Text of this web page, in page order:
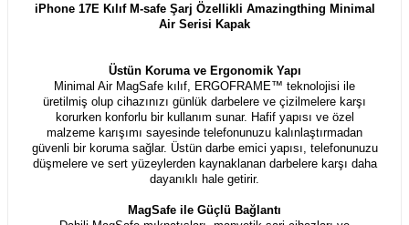
iPhone 17E Kılıf M-safe Şarj Özellikli Amazingthing Minimal
Air Serisi Kapak
Üstün Koruma ve Ergonomik Yapı
Minimal Air MagSafe kılıf, ERGOFRAME™ teknolojisi ile
üretilmiş olup cihazınızı günlük darbelere ve çizilmelere karşı
korurken konforlu bir kullanım sunar. Hafif yapısı ve özel
malzeme karışımı sayesinde telefonunuzu kalınlaştırmadan
güvenli bir koruma sağlar. Üstün darbe emici yapısı, telefonunuzu
düşmelere ve sert yüzeylerden kaynaklanan darbelere karşı daha
dayanıklı hale getirir.
MagSafe ile Güçlü Bağlantı